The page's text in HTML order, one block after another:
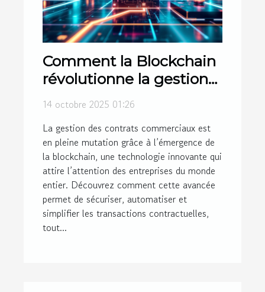
Comment la Blockchain
révolutionne la gestion
des contrats
14 octobre 2025 01:26
La gestion des contrats commerciaux est
en pleine mutation grâce à l’émergence de
la blockchain, une technologie innovante qui
attire l’attention des entreprises du monde
entier. Découvrez comment cette avancée
permet de sécuriser, automatiser et
simplifier les transactions contractuelles,
tout...